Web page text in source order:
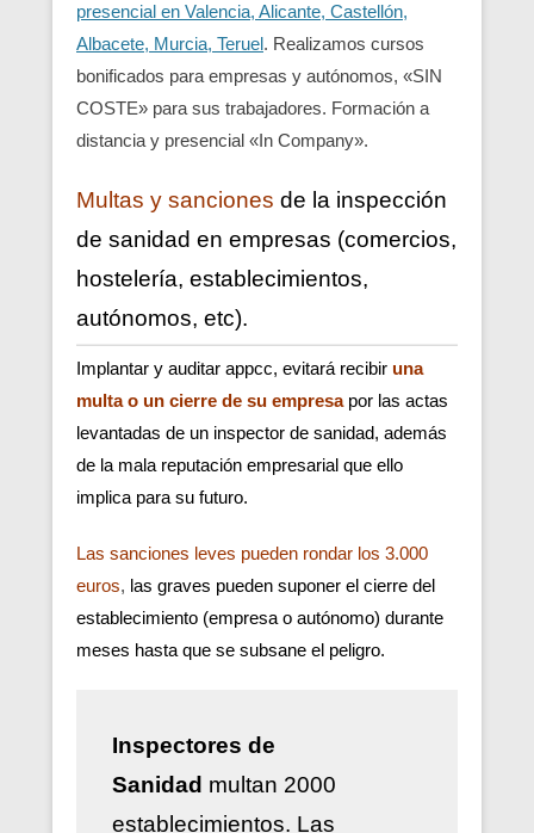
presencial en Valencia, Alicante, Castellón,
Albacete, Murcia, Teruel. Realizamos cursos
bonificados para empresas y autónomos, «SIN
COSTE» para sus trabajadores. Formación a
distancia y presencial «In Company».
Multas y sanciones de la inspección
de sanidad en empresas (comercios,
hostelería, establecimientos,
autónomos, etc).
Implantar y auditar appcc, evitará recibir una
multa o un cierre de su empresa por las actas
levantadas de un inspector de sanidad, además
de la mala reputación empresarial que ello
implica para su futuro.
Las sanciones leves pueden rondar los 3.000
euros, las graves pueden suponer el cierre del
establecimiento (empresa o autónomo) durante
meses hasta que se subsane el peligro.
Inspectores de
Sanidad multan 2000
establecimientos. Las